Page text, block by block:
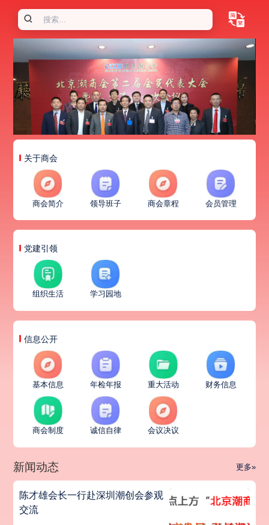
关于商会
商会简介 领导班子 商会章程 会员管理
党建引领
组织生活 学习园地
信息公开
基本信息 年检年报 重大活动 财务信息
商会制度 诚信自律 会议决议
新闻动态 更多»
陈才雄会长一行赴深圳潮创会参观
交流